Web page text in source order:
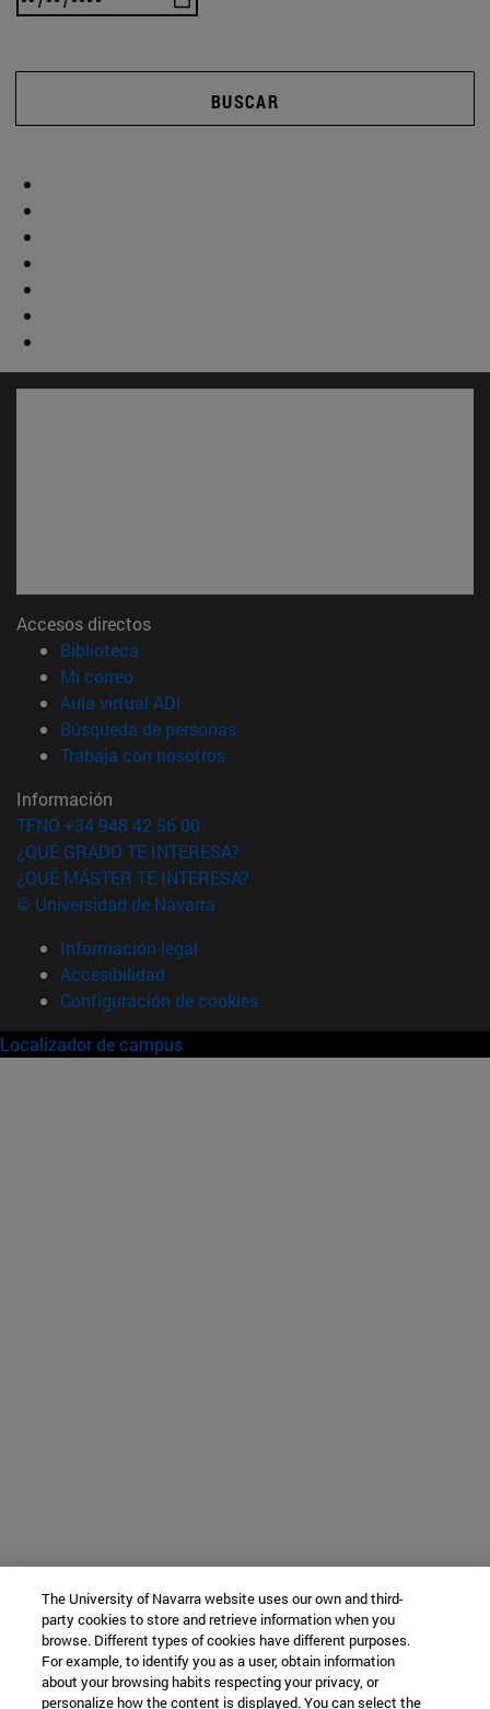
BUSCAR
Accesos directos
Biblioteca
Mi correo(abre en nueva ventana)
Aula virtual ADI
Búsqueda de personas(abre en nueva ventana)
Trabaja con nosotros(abre en nueva ventana)
Información
TFNO +34 948 42 56 00
¿QUÉ GRADO TE INTERESA?
¿QUÉ MÁSTER TE INTERESA?
© Universidad de Navarra
Información legal
Accesibilidad
Configuración de cookies
Localizador de campus
The University of Navarra website uses our own and third-
party cookies to store and retrieve information when you
browse. Different types of cookies have different purposes.
For example, to identify you as a user, obtain information
about your browsing habits respecting your privacy, or
personalize how the content is displayed. You can select the